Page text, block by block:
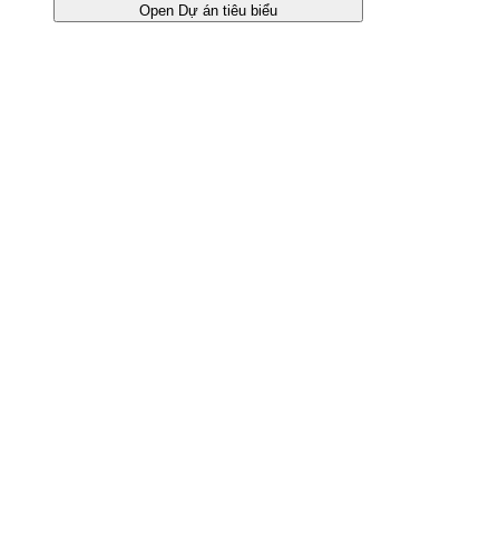
Open Dự án tiêu biểu